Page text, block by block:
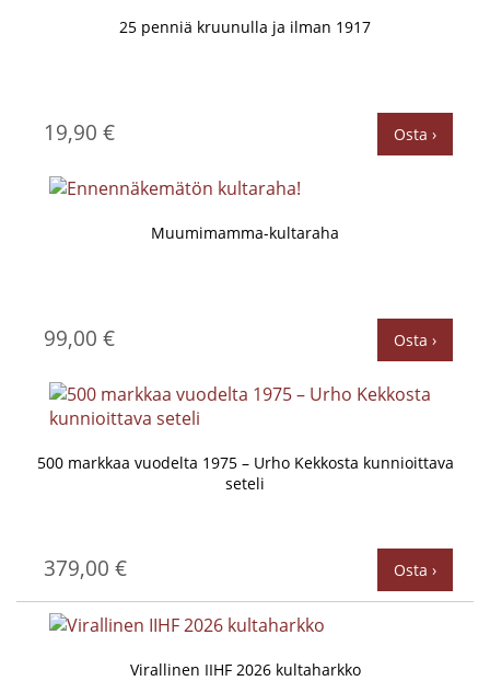
25 penniä kruunulla ja ilman 1917
19,90 € Osta ›
Muumimamma-kultaraha
99,00 € Osta ›
500 markkaa vuodelta 1975 – Urho Kekkosta kunnioittava
seteli
379,00 € Osta ›
Virallinen IIHF 2026 kultaharkko